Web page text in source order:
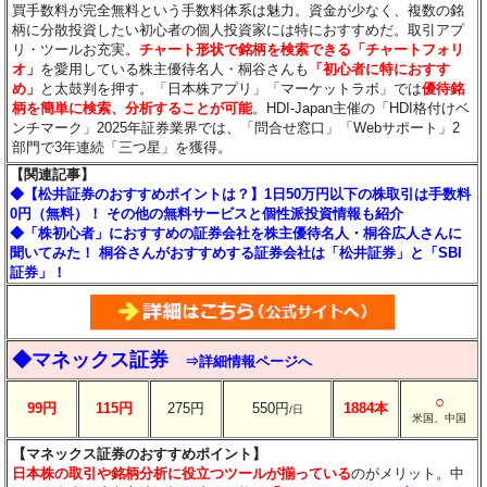
買手数料が完全無料という手数料体系は魅力。資金が少なく、複数の銘
柄に分散投資したい初心者の個人投資家には特におすすめだ。取引アプ
リ・ツールお充実。チャート形状で銘柄を検索できる「チャートフォリ
オ」 を愛用している株主優待名人・桐谷さんも 「初心者に特におすす
め」 と太鼓判を押す。「日本株アプリ」「マーケットラボ」では優待銘
柄を簡単に検索、分析することが可能。HDI-Japan主催の「HDI格付けベ
ンチマーク」2025年証券業界では、「問合せ窓口」「Webサポート」2
部門で3年連続「三つ星」を獲得。
【関連記事】
◆【松井証券のおすすめポイントは？】1日50万円以下の株取引は手数料
0円（無料）！ その他の無料サービスと個性派投資情報も紹介
◆「株初心者」におすすめの証券会社を株主優待名人・桐谷広人さんに
聞いてみた！ 桐谷さんがおすすめする証券会社は「松井証券」と「SBI
証券」！
◆マネックス証券 ⇒詳細情報ページへ
99円 115円 275円 550円/日 1884本 ○
米国、中国
【マネックス証券のおすすめポイント】
日本株の取引や銘柄分析に役立つツールが揃っているのがメリット。中